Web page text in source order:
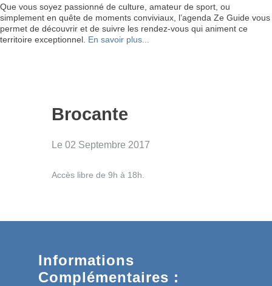
Que vous soyez passionné de culture, amateur de sport, ou
simplement en quête de moments conviviaux, l’agenda Ze Guide vous
permet de découvrir et de suivre les rendez-vous qui animent ce
territoire exceptionnel. En savoir plus...
Brocante
Le 02 Septembre 2017
Accès libre de 9h à 18h.
Informations
Complémentaires :